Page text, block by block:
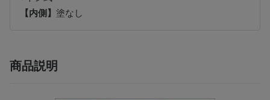
【内側】 塗なし
商品説明